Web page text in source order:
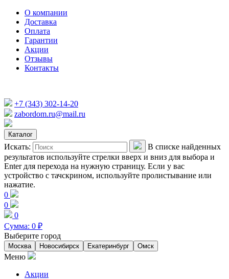
О компании
Доставка
Оплата
Гарантии
Акции
Отзывы
Контакты
+7 (343) 302-14-20
zabordom.ru@mail.ru
Каталог
Искать:
В списке найденных
результатов используйте стрелки вверх и вниз для выбора и
Enter для перехода на нужную страницу. Если у вас
устройство с тачскрином, используйте пролистывание или
нажатие.
0
0
0
Сумма: 0 ₽
Выберите город
Москва Новосибирск Екатеринбург Омск
Меню
Акции